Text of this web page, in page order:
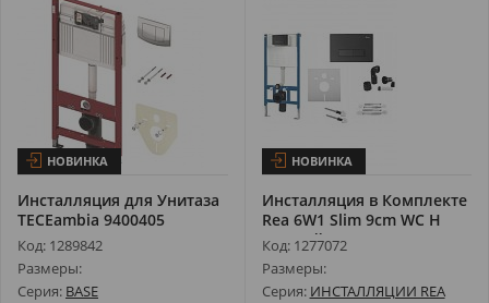
НОВИНКА
Инсталляция для Унитаза
TECEambia 9400405
Комплект 4...
Код: 1289842
Размеры:
Серия: BASE
НОВИНКА
Инсталляция в Комплекте
Rea 6W1 Slim 9cm WC H
Черный...
Код: 1277072
Размеры:
Серия: ИНСТАЛЛЯЦИИ REA